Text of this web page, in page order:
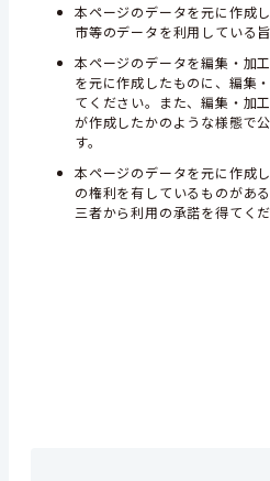
本ページのデータを元に作成
市等のデータを利用している
本ページのデータを編集・加
を元に作成したものに、編集
てください。また、編集・加
が作成したかのような様態で
す。
本ページのデータを元に作成
の権利を有しているものがあ
三者から利用の承諾を得てくだ